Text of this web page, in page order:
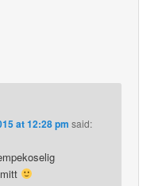
at 12:28 pm said: